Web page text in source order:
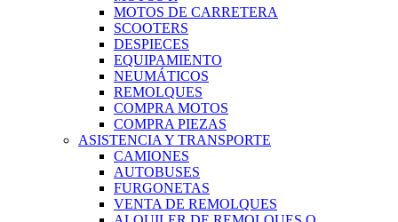
MOTOS DE CARRETERA
SCOOTERS
DESPIECES
EQUIPAMIENTO
NEUMÁTICOS
REMOLQUES
COMPRA MOTOS
COMPRA PIEZAS
ASISTENCIA Y TRANSPORTE
CAMIONES
AUTOBUSES
FURGONETAS
VENTA DE REMOLQUES